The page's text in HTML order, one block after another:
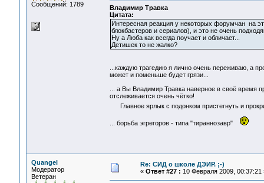
Сообщений: 1789
Владимир Травка
Цитата:
Интересная реакция у некоторых форумчан на
блокбастеров и сериалов), и это не очень
Ну а Люба как всегда поучает и обличает...
Детишек то не жалко?
...каждую трагедию я лично очень переживаю, а
может и поменьше будет грязи...
... а Вы Владимир Травка наверное в своё время
отслеживается очень чётко!
Главное ярлык с подонком пристегнуть и
... борьба эгрегоров - типа "тираннозавр"
Quangel
Модератор
Ветеран
Re: СИД о школе ДЭИР. ;-)
« Ответ #27 : 10 Февраля 2009, 00:37:21